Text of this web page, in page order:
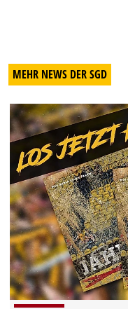
MEHR NEWS DER SGD